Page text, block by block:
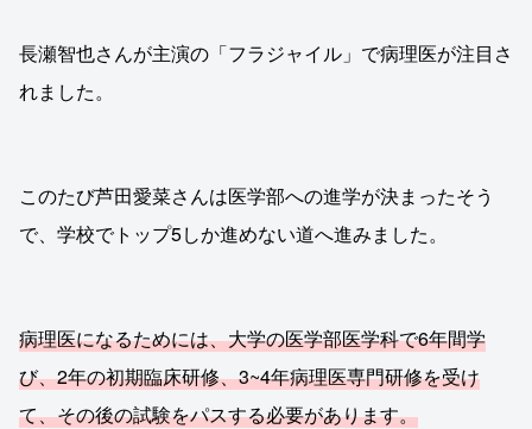
長瀬智也さんが主演の「フラジャイル」で病理医が注目さ
れました。
このたび芦田愛菜さんは医学部への進学が決まったそう
で、学校でトップ5しか進めない道へ進みました。
病理医になるためには、大学の医学部医学科で6年間学
び、2年の初期臨床研修、3~4年病理医専門研修を受け
て、その後の試験をパスする必要があります。